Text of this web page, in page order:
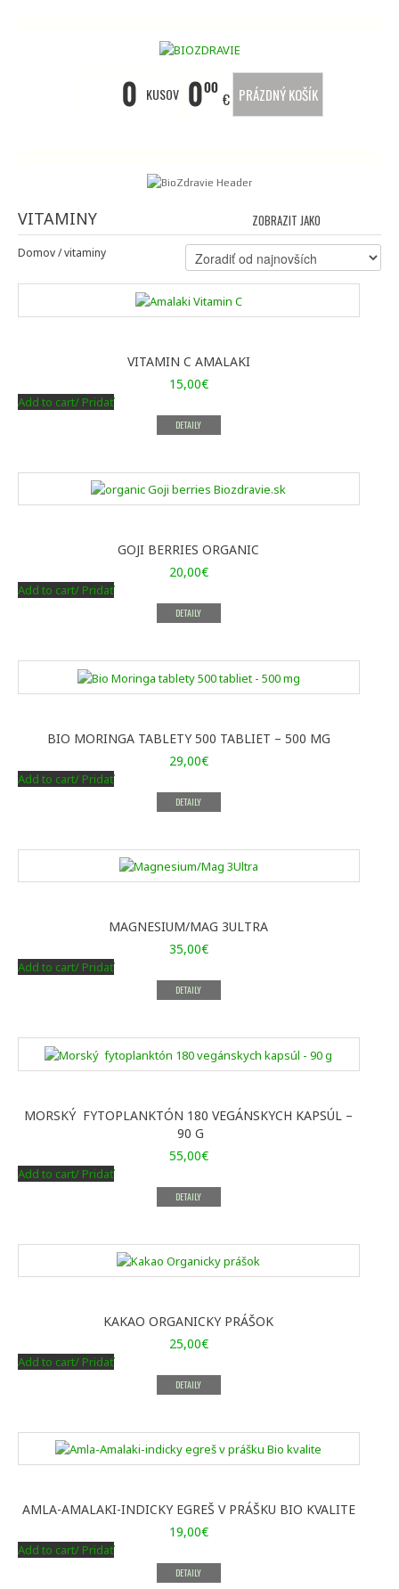
0 KUSOV 000
€ PRÁZDNÝ KOŠÍK
VITAMINY ZOBRAZIT JAKO
Domov/ vitaminy
VITAMIN C AMALAKI
15,00€
Add to cart/ Pridať
DETAILY
GOJI BERRIES ORGANIC
20,00€
Add to cart/ Pridať
DETAILY
BIO MORINGA TABLETY 500 TABLIET – 500 MG
29,00€
Add to cart/ Pridať
DETAILY
MAGNESIUM/MAG 3ULTRA
35,00€
Add to cart/ Pridať
DETAILY
MORSKÝ FYTOPLANKTÓN 180 VEGÁNSKYCH KAPSÚL –
90 G
55,00€
Add to cart/ Pridať
DETAILY
KAKAO ORGANICKY PRÁŠOK
25,00€
Add to cart/ Pridať
DETAILY
AMLA-AMALAKI-INDICKY EGREŠ V PRÁŠKU BIO KVALITE
19,00€
Add to cart/ Pridať
DETAILY